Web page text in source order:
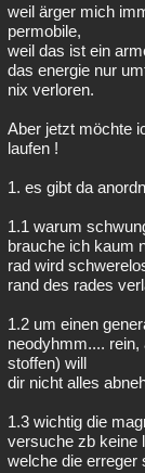
weil ärger mich
permobile,
weil das ist ein
das energie nur
nix verloren.
Aber jetzt möchte
laufen !
1. es gibt da
1.1 warum
brauche ich kaum
rad wird
rand des rades
1.2 um einen
neodyhmm....
stoffen) will
dir nicht alles
1.3 wichtig die
versuche zb keine
welche die erreger